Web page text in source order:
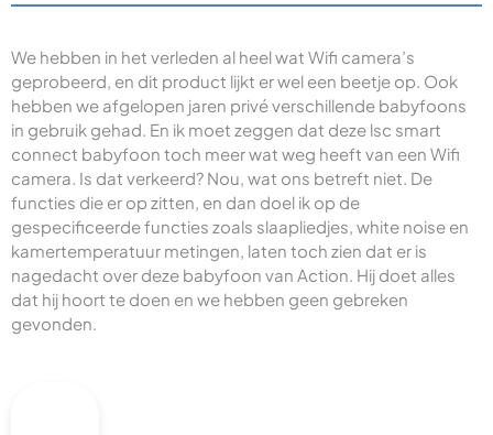
We hebben in het verleden al heel wat Wifi camera’s
geprobeerd, en dit product lijkt er wel een beetje op. Ook
hebben we afgelopen jaren privé verschillende babyfoons
in gebruik gehad. En ik moet zeggen dat deze lsc smart
connect babyfoon toch meer wat weg heeft van een Wifi
camera. Is dat verkeerd? Nou, wat ons betreft niet. De
functies die er op zitten, en dan doel ik op de
gespecificeerde functies zoals slaapliedjes, white noise en
kamertemperatuur metingen, laten toch zien dat er is
nagedacht over deze babyfoon van Action. Hij doet alles
dat hij hoort te doen en we hebben geen gebreken
gevonden.